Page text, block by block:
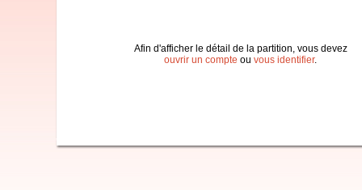
Afin d'afficher le détail de la partition, vous devez
ouvrir un compte ou vous identifier.